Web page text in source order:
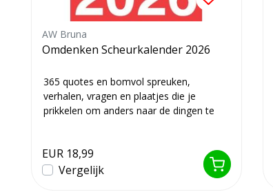
AW Bruna
Omdenken Scheurkalender 2026
365 quotes en bomvol spreuken,
verhalen, vragen en plaatjes die je
prikkelen om anders naar de dingen te
EUR 18,99
Vergelijk